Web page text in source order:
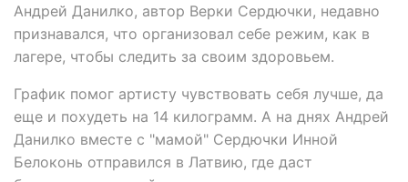
Андрей Данилко, автор Верки Сердючки, недавно
признавался, что организовал себе режим, как в
лагере, чтобы следить за своим здоровьем.
График помог артисту чувствовать себя лучше, да
еще и похудеть на 14 килограмм. А на днях Андрей
Данилко вместе с "мамой" Сердючки Инной
Белоконь отправился в Латвию, где даст